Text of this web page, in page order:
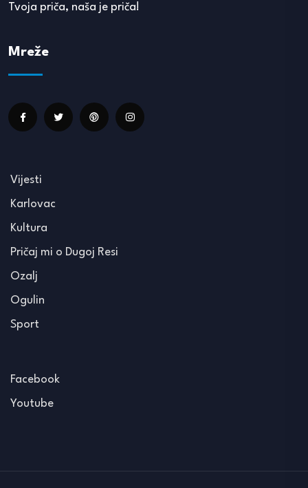
Tvoja priča, naša je priča!
Mreže
Vijesti
Karlovac
Kultura
Pričaj mi o Dugoj Resi
Ozalj
Ogulin
Sport
Facebook
Youtube